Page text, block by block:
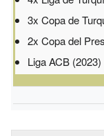
3x Copa de
2x Copa del
Liga ACB (2023)